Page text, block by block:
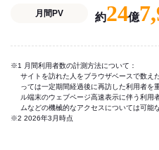
月間PV 約24億
※1 月間利用者数の計測方法について：
サイトを訪れた人をブラウザベースで数え
っては一定期間経過後に再訪した利用者を
ル端末のウェブページ高速表示に伴う利用
ムなどの機械的なアクセスについては可能
※2 2026年3月時点